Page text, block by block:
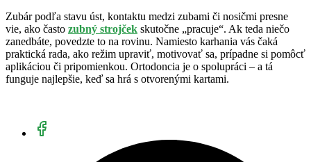
Zubár podľa stavu úst, kontaktu medzi zubami či nosičmi presne
vie, ako často zubný strojček skutočne „pracuje“. Ak teda niečo
zanedbáte, povedzte to na rovinu. Namiesto karhania vás čaká
praktická rada, ako režim upraviť, motivovať sa, prípadne si pomôcť
aplikáciou či pripomienkou. Ortodoncia je o spolupráci – a tá
funguje najlepšie, keď sa hrá s otvorenými kartami.